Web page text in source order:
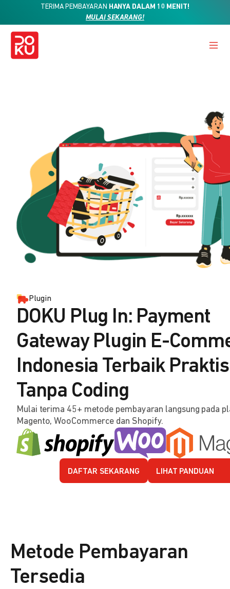
TERIMA PEMBAYARAN HANYA DALAM 10 MENIT!
MULAI SEKARANG!
Plugin
DOKU Plug In: Payment
Gateway Plugin E-
Indonesia Terbaik Praktis
Tanpa Coding
Mulai terima 45+ metode pembayaran langsung pada
Magento, WooCommerce dan Shopify.
DAFTAR SEKARANG LIHAT PANDUAN
Metode Pembayaran
Tersedia